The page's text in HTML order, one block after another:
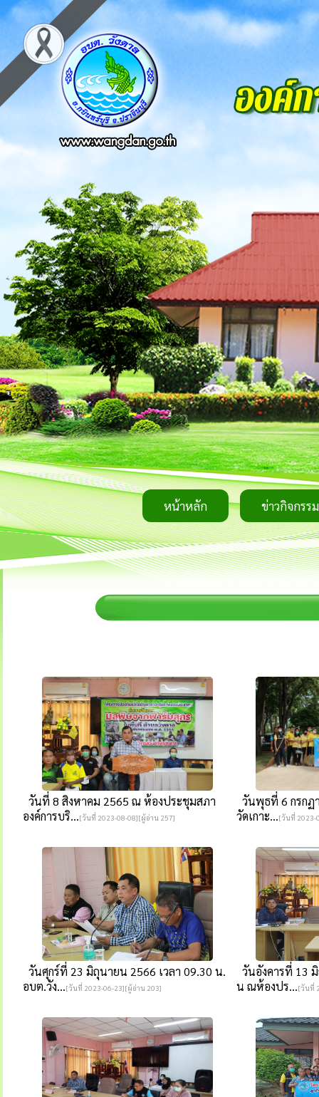
หน้าหลัก ข่าวกิจกรรม
วันที่ 8 สิงหาคม 2565 ณ ห้องประชุมสภา
องค์การบริ...[วันที่ 2023-08-08][ผู้อ่าน 257]
วันพุธที่ 6 กรกฏ
วัดเกาะ...[วันที่ 2023-
วันศุกร์ที่ 23 มิถุนายน 2566 เวลา 09.30 น.
อบต.วัง...[วันที่ 2023-06-23][ผู้อ่าน 203]
วันอังคารที่ 13
น ณห้องปร...[วันที่